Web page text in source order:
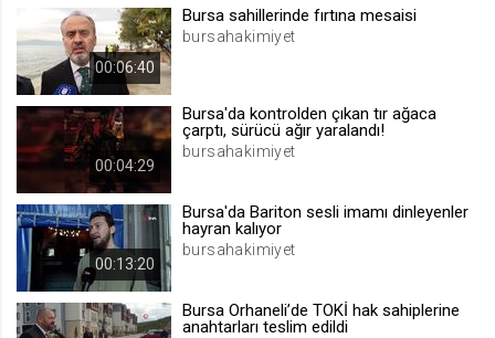
.web.tv
İsimsiz ziyaretçi için site içeriği
voteDislike*
İsimsiz ziyaretçi için site içeriği
beğenmeme
00:06:40
Bursa sahillerinde fırtına mesaisi
bursahakimiyet
00:04:29
Bursa'da kontrolden çıkan tır ağaca
çarptı, sürücü ağır yaralandı!
bursahakimiyet
00:13:20
Bursa'da Bariton sesli imamı dinleyenler
hayran kalıyor
bursahakimiyet
Bursa Orhaneli’de TOKİ hak sahiplerine
anahtarları teslim edildi